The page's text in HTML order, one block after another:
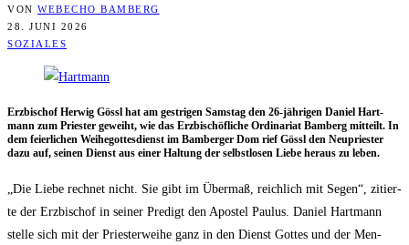
VON WEBECHO BAMBERG
28. JUNI 2026
SOZIALES
Erz­bi­schof Her­wig Gössl hat am gest­ri­gen Sams­tag den 26-jäh­ri­gen Dani­el Hart­
mann zum Pries­ter geweiht, wie das Erz­bi­schöf­li­che Ordi­na­ri­at Bam­berg mit­teilt. In
dem fei­er­li­chen Wei­he­got­tes­dienst im Bam­ber­ger Dom rief Gössl den Neu­pries­ter
dazu auf, sei­nen Dienst aus einer Hal­tung der selbst­lo­sen Lie­be her­aus zu leben.
„Die Lie­be rech­net nicht. Sie gibt im Über­maß, reich­lich mit Segen“, zitier­
te der Erz­bi­schof in sei­ner Pre­digt den Apos­tel Pau­lus. Dani­el Hart­mann
stel­le sich mit der Pries­ter­wei­he ganz in den Dienst Got­tes und der Men­